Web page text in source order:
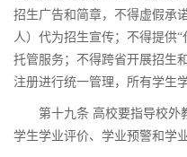
招生广告和简章，不得虚假承
人）代为招生宣传；不得提供“
托管服务；不得跨省开展招生
注册进行统一管理，所有学生
第十九条 高校要指导校外
学生学业评价、学业预警和学